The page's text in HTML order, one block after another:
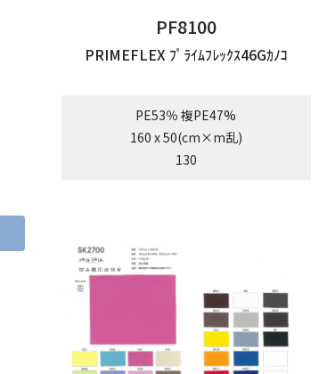
PF8100
PRIMEFLEX ﾌﾟﾗｲﾑﾌﾚｯｸｽ46Gｶﾉｺ
PE53％ 複PE47%
160 x 50(cm×m乱)
130